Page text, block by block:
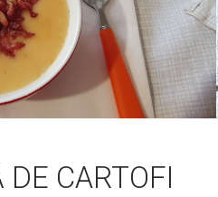
CARTOFI